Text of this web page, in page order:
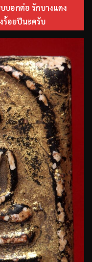
บอกต่อ รักบางแดง
ร้อยปีนะครับ